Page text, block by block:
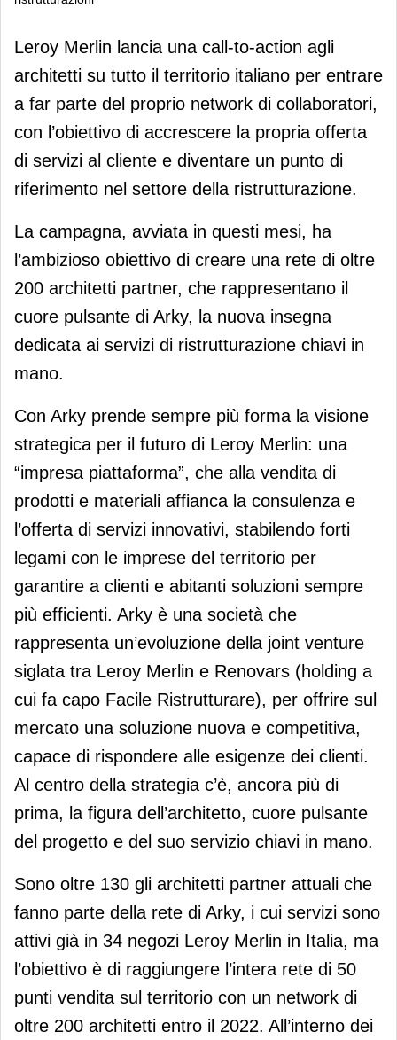
Leroy Merlin presenta “Arky”, la
nuova insegna dedicata alle
ristrutturazioni
Leroy Merlin lancia una call-to-action agli
architetti su tutto il territorio italiano per entrare
a far parte del proprio network di collaboratori,
con l’obiettivo di accrescere la propria offerta
di servizi al cliente e diventare un punto di
riferimento nel settore della ristrutturazione.
La campagna, avviata in questi mesi, ha
l’ambizioso obiettivo di creare una rete di oltre
200 architetti partner, che rappresentano il
cuore pulsante di Arky, la nuova insegna
dedicata ai servizi di ristrutturazione chiavi in
mano.
Con Arky prende sempre più forma la visione
strategica per il futuro di Leroy Merlin: una
“impresa piattaforma”, che alla vendita di
prodotti e materiali affianca la consulenza e
l’offerta di servizi innovativi, stabilendo forti
legami con le imprese del territorio per
garantire a clienti e abitanti soluzioni sempre
più efficienti. Arky è una società che
rappresenta un’evoluzione della joint venture
siglata tra Leroy Merlin e Renovars (holding a
cui fa capo Facile Ristrutturare), per offrire sul
mercato una soluzione nuova e competitiva,
capace di rispondere alle esigenze dei clienti.
Al centro della strategia c’è, ancora più di
prima, la figura dell’architetto, cuore pulsante
del progetto e del suo servizio chiavi in mano.
Sono oltre 130 gli architetti partner attuali che
fanno parte della rete di Arky, i cui servizi sono
attivi già in 34 negozi Leroy Merlin in Italia, ma
l’obiettivo è di raggiungere l’intera rete di 50
punti vendita sul territorio con un network di
oltre 200 architetti entro il 2022. All’interno dei